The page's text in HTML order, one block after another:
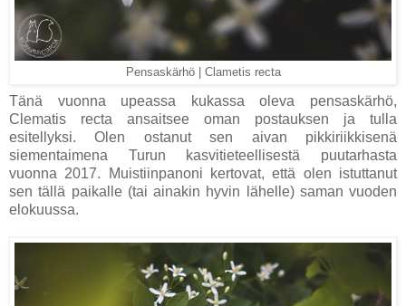
Pensaskärhö | Clametis recta
Tänä vuonna upeassa kukassa oleva pensaskärhö,
Clematis recta ansaitsee oman postauksen ja tulla
esitellyksi. Olen ostanut sen aivan pikkiriikkisenä
siementaimena Turun kasvitieteellisestä puutarhasta
vuonna 2017. Muistiinpanoni kertovat, että olen istuttanut
sen tällä paikalle (tai ainakin hyvin lähelle) saman vuoden
elokuussa.